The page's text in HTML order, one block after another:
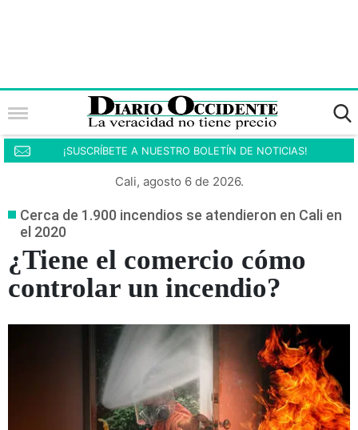
¡SUSCRÍBETE A NUESTRO BOLETÍN DE NOTICIAS!
Cali, agosto 6 de 2026.
Cerca de 1.900 incendios se atendieron en Cali en
el 2020
¿Tiene el comercio cómo
controlar un incendio?